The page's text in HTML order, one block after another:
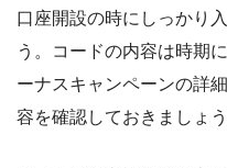
口座開設の時にしっかり
う。コードの内容は時期
ーナスキャンペーンの詳
容を確認しておきましょう